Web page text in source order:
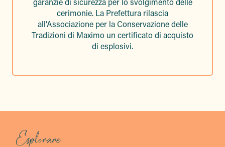
cerimonie. La Prefettura rilascia
all’Associazione per la Conservazione delle
Tradizioni di Maximo un certificato di acquisto
di esplosivi.
Esplorare